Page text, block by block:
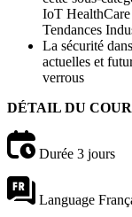
IoT
Tendances
La sécurité
actuelles et
verrous
DÉTAIL DU
Durée 3 jours
Language